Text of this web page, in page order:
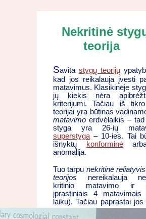
Nekritinė
teorija
Savita stygų teorijų
kad jos reikalauja įvesti
matavimus. Klasikinėje
jų kiekis nėra
kriterijumi. Tačiau iš
teorijai yra būtinas
matavimo erdvėlaikis –
styga yra 26-ių
superstyga– 10-ies. Tai
išnyktų
konforminė
anomalija.
Tuo tarpu nekritinė
teorijos nereikalauja
kritinio matavimo ir
įprastiniais 4
laiku). Tačiau paprastai jos